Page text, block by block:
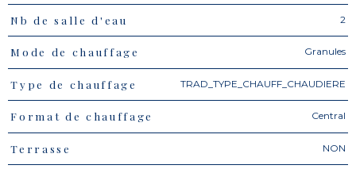
Nb de salle d'eau 2
Mode de chauffage Granules
Type de chauffage TRAD_TYPE_CHAUFF_CHAUDIERE
Format de chauffage Central
Terrasse NON